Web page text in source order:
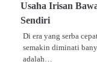
Usaha Irisan
Sendiri
Di era yang serba
semakin diminati
adalah…